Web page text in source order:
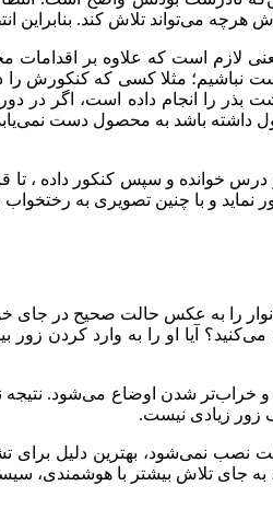
می‌تواند تلاش کند. بنابراین
لازم است که علاوه بر
مثلا کسی که کنکورش را
را انجام داده است، اگر در
باشد به محصول دست
خوانده و سپس کنکور داده ، تا
و با چنین تصویری به رختخواب
به عکس حالت صحیح در جای خود
آیا او را به وارد کردن زور
شدن اوضاع می‌شود. نتیجه
زور زیادی نیست.
نصب نمی‌شود، بهترین دلیل
جای تلاش بیشتر با هوشمندی،